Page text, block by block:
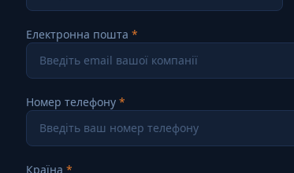
Електронна пошта
Номер телефону
Країна